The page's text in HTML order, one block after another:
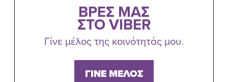
ΒΡΕΣ ΜΑΣ
ΣΤΟ VIBER
Γίνε μέλος της κοινότητάς μου.
ΓΙΝΕ ΜΕΛΟΣ